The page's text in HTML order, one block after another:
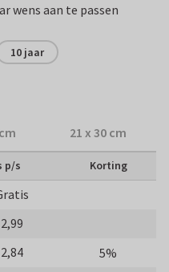
wens aan te passen
10 jaar
21 x 30 cm
p/s Korting
2,99
2,84
5%